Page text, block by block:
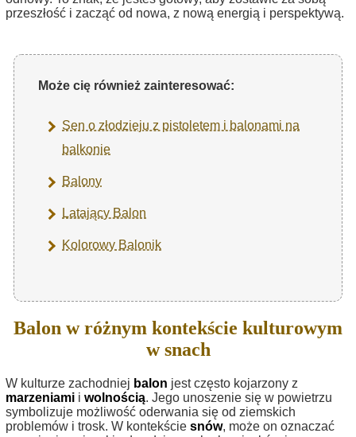
przeszłość i zacząć od nowa, z nową energią i perspektywą.
Może cię również zainteresować:
Sen o złodzieju z pistoletem i balonami na
balkonie
Balony
Latający Balon
Kolorowy Balonik
Balon w różnym kontekście kulturowym
w snach
W kulturze zachodniej balon jest często kojarzony z
marzeniami i wolnością. Jego unoszenie się w powietrzu
symbolizuje możliwość oderwania się od ziemskich
problemów i trosk. W kontekście snów, może on oznaczać